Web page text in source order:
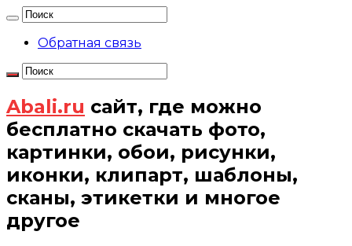
Обратная связь
Abali.ru сайт, где можно
бесплатно скачать фото,
картинки, обои, рисунки,
иконки, клипарт, шаблоны,
сканы, этикетки и многое
другое